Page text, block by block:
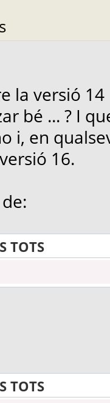
la versió
bé ... ? I
i, en
16.
TOTS
TOTS